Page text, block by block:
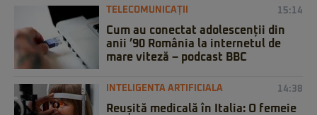
TELECOMUNICAȚII 15:14
Cum au conectat adolescenții din
anii ’90 România la internetul de
mare viteză – podcast BBC
INTELIGENTA ARTIFICIALA 14:38
Reușită medicală în Italia: O femeie